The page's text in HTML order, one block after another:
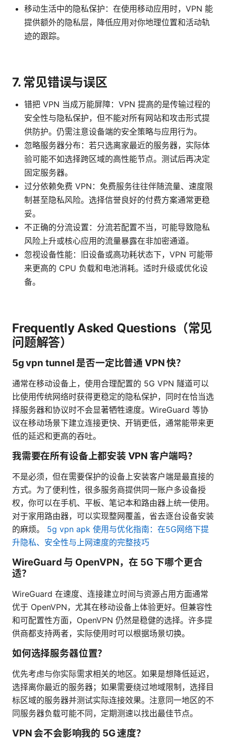
移动生活中的隐私保护：在使用移动应用时，VPN 能
提供额外的隐私层，降低应用对你地理位置和活动轨
迹的跟踪。
7. 常见错误与误区
错把 VPN 当成万能屏障：VPN 提高的是传输过程的
安全性与隐私保护，但不能对所有网站和攻击形式提
供防护。仍需注意设备端的安全策略与应用行为。
忽略服务器分布：若只选离家最近的服务器，实际体
验可能不如选择跨区域的高性能节点。测试后再决定
固定服务器。
过分依赖免费 VPN：免费服务往往伴随流量、速度限
制甚至隐私风险。选择信誉良好的付费方案通常更稳
妥。
不正确的分流设置：分流若配置不当，可能导致隐私
风险上升或核心应用的流量暴露在非加密通道。
忽视设备性能：旧设备或高功耗状态下，VPN 可能带
来更高的 CPU 负载和电池消耗。适时升级或优化设
备。
Frequently Asked Questions（常见
问题解答）
5g vpn tunnel 是否一定比普通 VPN 快？
通常在移动设备上，使用合理配置的 5G VPN 隧道可以
比使用传统网络时获得更稳定的隐私保护，同时在恰当选
择服务器和协议时不会显著牺牲速度。WireGuard 等协
议在移动场景下建立连接更快、开销更低，通常能带来更
低的延迟和更高的吞吐。
我需要在所有设备上都安装 VPN 客户端吗？
不是必须，但在需要保护的设备上安装客户端是最直接的
方式。为了便利性，很多服务商提供同一账户多设备授
权，你可以在手机、平板、笔记本和路由器上统一使用。
对于家用路由器，可以实现整网覆盖，省去逐台设备安装
的麻烦。 5g vpn apk 使用与优化指南：在5G网络下提
升隐私、安全性与上网速度的完整技巧
WireGuard 与 OpenVPN，在 5G 下哪个更合
适？
WireGuard 在速度、连接建立时间与资源占用方面通常
优于 OpenVPN，尤其在移动设备上体验更好。但兼容性
和可配置性方面，OpenVPN 仍然是稳健的选择。许多提
供商都支持两者，实际使用时可以根据场景切换。
如何选择服务器位置？
优先考虑与你实际需求相关的地区。如果是想降低延迟，
选择离你最近的服务器；如果需要绕过地域限制，选择目
标区域的服务器并测试实际连接效果。注意同一地区的不
同服务器负载可能不同，定期测速以找出最佳节点。
VPN 会不会影响我的 5G 速度？